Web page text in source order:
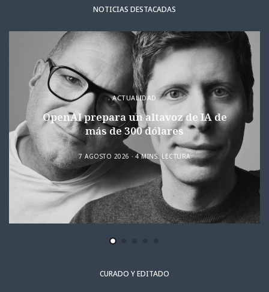
NOTICIAS DESTACADAS
ACTUALIDAD
OpenAI prepara un altavoz de IA de
más de 300 dólares
7 AGOSTO 2026 4 MINS. LECTURA
CURADO Y EDITADO